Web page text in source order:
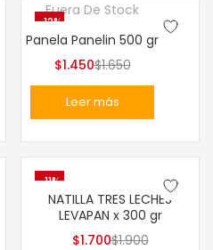
-12%
Hot
Fuera De Stock
Panela Panelin 500 gr
$1.450$1.650
Leer más
-11%
NATILLA TRES LECHES
LEVAPAN x 300 gr
$1.700$1.900